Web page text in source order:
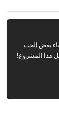
بعض الحب
هذا المشروع!